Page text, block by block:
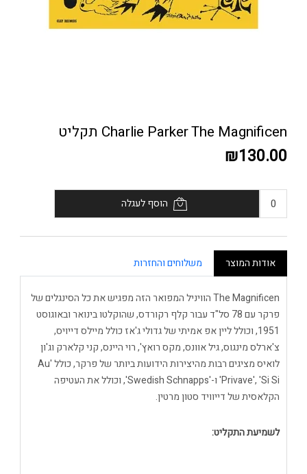
Charlie Parker The Magnificen תקליט
₪130.00
הוסף לעגלה
אודות המוצר משלוחים והחזרות
The Magnificen הוויניל המפואר הזה מפגיש את כל הסינגלים של
פרקר עם 78 סל"ד עבור קלף רקורדס, שהוקלטו בינואר ובאוגוסט
1951, וכולל ליין אפ אמיתי של גדולי ג'אז כולל מיילס דייויס,
צ'ארלס מינגוס, גיל אוונס, מקס רואץ', רוי היינס, קני קלארק וג'ון
לואיס מציגים רבות מהיצירות הידועות ביותר של פרקר, כולל 'Au
Privave', 'Si Si' ו-'Swedish Schnapps', וכולל את העטיפה
הקלאסית של דייוויד סטון מרטין.
לשמיעת התקליט: